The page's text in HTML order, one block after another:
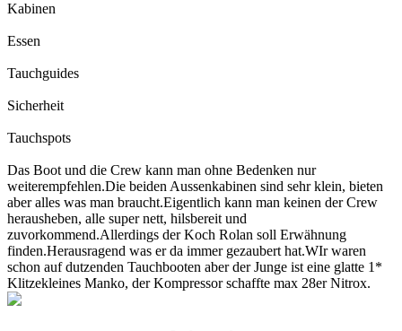
Kabinen
Essen
Tauchguides
Sicherheit
Tauchspots
Das Boot und die Crew kann man ohne Bedenken nur
weiterempfehlen.Die beiden Aussenkabinen sind sehr klein, bieten
aber alles was man braucht.Eigentlich kann man keinen der Crew
herausheben, alle super nett, hilsbereit und
zuvorkommend.Allerdings der Koch Rolan soll Erwähnung
finden.Herausragend was er da immer gezaubert hat.WIr waren
schon auf dutzenden Tauchbooten aber der Junge ist eine glatte 1*
Klitzekleines Manko, der Kompressor schaffte max 28er Nitrox.